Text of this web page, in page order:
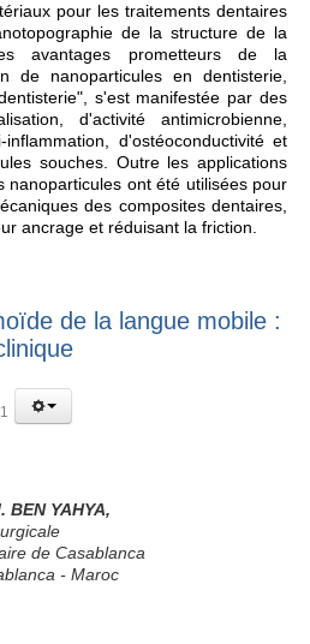
pour les traitements dentaires
de la structure de la
avantages prometteurs de la
de nanoparticules en dentisterie,
s'est manifestée par des
d'activité antimicrobienne,
d'ostéoconductivité et
souches. Outre les applications
nanoparticules ont été utilisées pour
des composites dentaires,
ancrage et réduisant la friction.
de la langue mobile :
BEN YAHYA,
de Casablanca
- Maroc